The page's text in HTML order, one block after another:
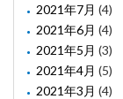
2021年7月 (4)
2021年6月 (4)
2021年5月 (3)
2021年4月 (5)
2021年3月 (4)